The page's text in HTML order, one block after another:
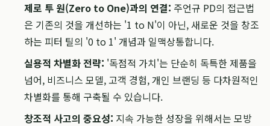
제로 투 원(Zero to One)과의 연결: 주언규 PD의 접근법
은 기존의 것을 개선하는 '1 to N'이 아닌, 새로운 것을 창조
하는 피터 틸의 '0 to 1' 개념과 일맥상통합니다.
실용적 차별화 전략: '독점적 가치'는 단순히 독특한 제품을
넘어, 비즈니스 모델, 고객 경험, 개인 브랜딩 등 다차원적인
차별화를 통해 구축될 수 있습니다.
창조적 사고의 중요성: 지속 가능한 성장을 위해서는 모방